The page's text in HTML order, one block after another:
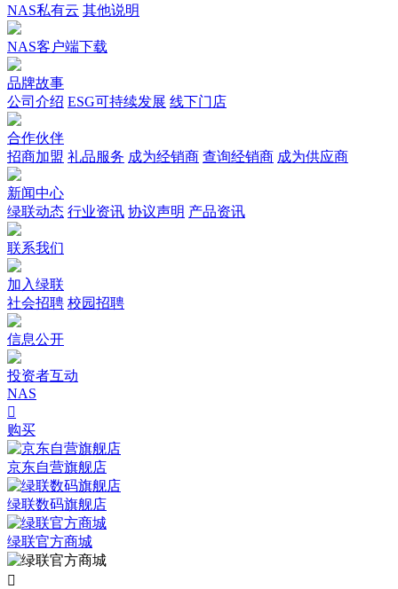
NAS私有云 其他说明
NAS客户端下载
品牌故事
公司介绍 ESG可持续发展 线下门店
合作伙伴
招商加盟 礼品服务 成为经销商 查询经销商 成为供应商
新闻中心
绿联动态 行业资讯 协议声明 产品资讯
联系我们
加入绿联
社会招聘 校园招聘
信息公开
投资者互动
NAS

购买
京东自营旗舰店
绿联数码旗舰店
绿联官方商城
